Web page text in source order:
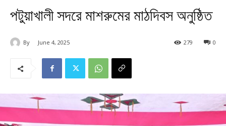
পটুয়াখালী সদরে মাশরুমের মাঠদিবস অনুষ্ঠিত
By June 4, 2025 0
279